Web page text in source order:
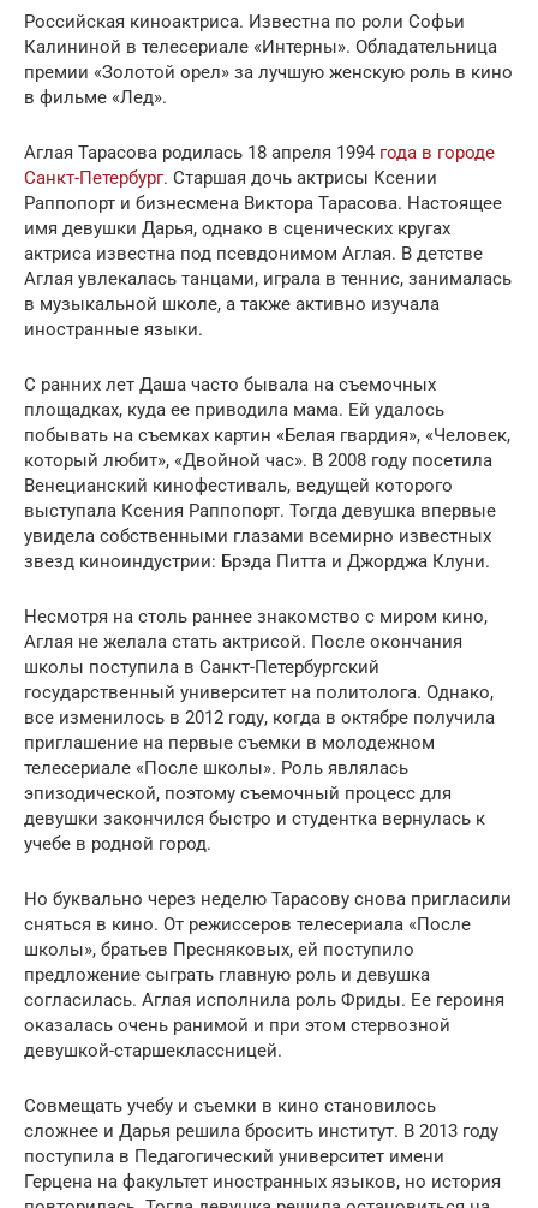
Российская киноактриса. Известна по роли Софьи
Калининой в телесериале «Интерны». Обладательница
премии «Золотой орел» за лучшую женскую роль в кино
в фильме «Лед».
Аглая Тарасова родилась 18 апреля 1994 года в городе
Санкт-Петербург. Старшая дочь актрисы Ксении
Раппопорт и бизнесмена Виктора Тарасова. Настоящее
имя девушки Дарья, однако в сценических кругах
актриса известна под псевдонимом Аглая. В детстве
Аглая увлекалась танцами, играла в теннис, занималась
в музыкальной школе, а также активно изучала
иностранные языки.
С ранних лет Даша часто бывала на съемочных
площадках, куда ее приводила мама. Ей удалось
побывать на съемках картин «Белая гвардия», «Человек,
который любит», «Двойной час». В 2008 году посетила
Венецианский кинофестиваль, ведущей которого
выступала Ксения Раппопорт. Тогда девушка впервые
увидела собственными глазами всемирно известных
звезд киноиндустрии: Брэда Питта и Джорджа Клуни.
Несмотря на столь раннее знакомство с миром кино,
Аглая не желала стать актрисой. После окончания
школы поступила в Санкт-Петербургский
государственный университет на политолога. Однако,
все изменилось в 2012 году, когда в октябре получила
приглашение на первые съемки в молодежном
телесериале «После школы». Роль являлась
эпизодической, поэтому съемочный процесс для
девушки закончился быстро и студентка вернулась к
учебе в родной город.
Но буквально через неделю Тарасову снова пригласили
сняться в кино. От режиссеров телесериала «После
школы», братьев Пресняковых, ей поступило
предложение сыграть главную роль и девушка
согласилась. Аглая исполнила роль Фриды. Ее героиня
оказалась очень ранимой и при этом стервозной
девушкой-старшеклассницей.
Совмещать учебу и съемки в кино становилось
сложнее и Дарья решила бросить институт. В 2013 году
поступила в Педагогический университет имени
Герцена на факультет иностранных языков, но история